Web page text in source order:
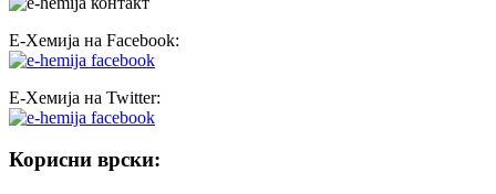
Е-Хемија на Facebook:
Е-Хемија на Twitter:
Корисни врски: